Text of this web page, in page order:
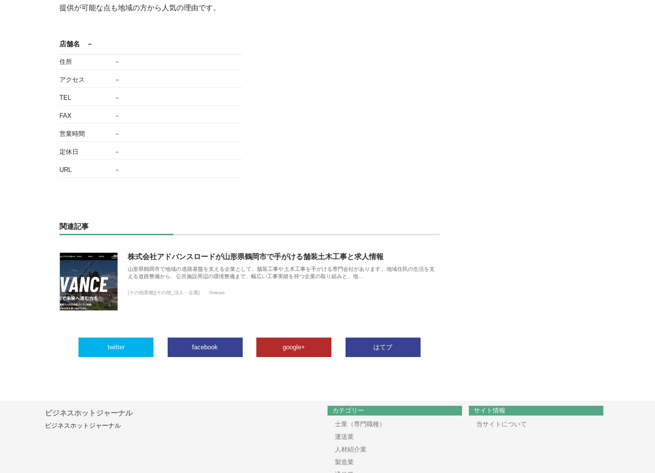
提供が可能な点も地域の方から人気の理由です。
店舗名 －
住所 －
アクセス －
TEL －
FAX －
営業時間 －
定休日 －
URL －
関連記事
株式会社アドバンスロードが山形県鶴岡市で手がける舗装土木工事と求人情報
山形県鶴岡市で地域の道路基盤を支える企業として、舗装工事や土木工事を手がける専門会社があります。地域住民の生活を支
える道路整備から、公共施設周辺の環境整備まで、幅広い工事実績を持つ企業の取り組みと、地…
[その他業種][その他_法人・企業] 0views
twitter facebook google+ はてブ
ビジネスホットジャーナル
ビジネスホットジャーナル
カテゴリー
士業（専門職種）
運送業
人材紹介業
製造業
サイト情報
当サイトについて